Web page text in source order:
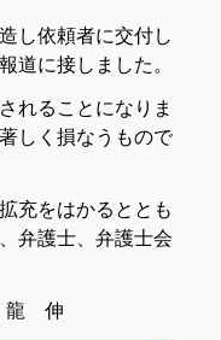
し依頼者に交付し
道に接しました。
れることになりま
しく損なうもので
充をはかるととも
弁護士、弁護士会
龍 伸